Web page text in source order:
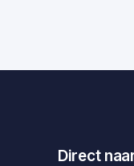
Direct